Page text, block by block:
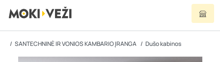
SANTECHNINĖ IR VONIOS KAMBARIO ĮRANGA Dušo kabinos